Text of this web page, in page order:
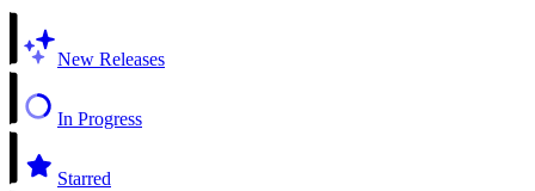
New Releases
In Progress
Starred